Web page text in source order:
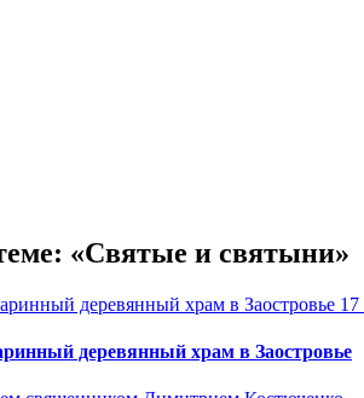
«Святые и святыни»
деревянный храм в Заостровье